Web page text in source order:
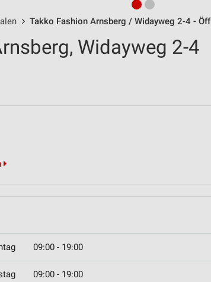
Takko Fashion Arnsberg / Widayweg 2-4 -
Widayweg 2-4
09:00 - 19:00
09:00 - 19:00